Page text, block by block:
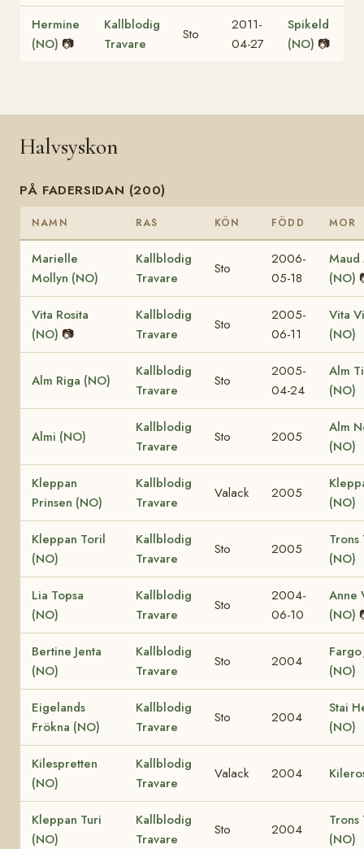
Hermine
(NO) 📷
Kallblodig
Travare
Sto
2011-
04-27
Spikeld
(NO) 📷
Halvsyskon
PÅ FADERSIDAN (200)
NAMN RAS KÖN FÖDD MOR
Marielle
Mollyn (NO)
Kallblodig
Travare
Sto
2006-
05-18
Maud
(NO)
Vita Rosita
(NO) 📷
Kallblodig
Travare
Sto
2005-
06-11
Vita
(NO)
Alm Riga (NO)
Kallblodig
Travare
Sto
2005-
04-24
Alm
(NO)
Almi (NO)
Kallblodig
Travare
Sto 2005
Alm
(NO)
Kleppan
Prinsen (NO)
Kallblodig
Travare
Valack 2005
(NO)
Kleppan Toril
(NO)
Kallblodig
Travare
Sto 2005
Trons
(NO)
Lia Topsa
(NO)
Kallblodig
Travare
Sto
2004-
06-10
Anne
(NO)
Bertine Jenta
(NO)
Kallblodig
Travare
Sto 2004
Fargo
(NO)
Eigelands
Frökna (NO)
Kallblodig
Travare
Sto 2004
Stai
(NO)
Kilespretten
(NO)
Kallblodig
Travare
Valack 2004
Kleppan Turi
(NO)
Kallblodig
Travare
Sto 2004
Trons
(NO)